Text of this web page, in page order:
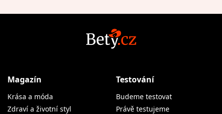
Magazín
Krása a móda
Zdraví a životní styl
Testování
Budeme testovat
Právě testujeme